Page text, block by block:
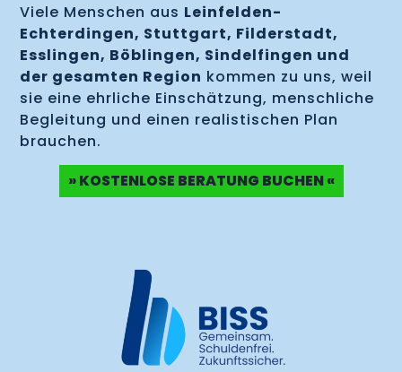
Viele Menschen aus Leinfelden-
Echterdingen, Stuttgart, Filderstadt,
Esslingen, Böblingen, Sindelfingen und
der gesamten Region kommen zu uns, weil
sie eine ehrliche Einschätzung, menschliche
Begleitung und einen realistischen Plan
brauchen.
» KOSTENLOSE BERATUNG BUCHEN «